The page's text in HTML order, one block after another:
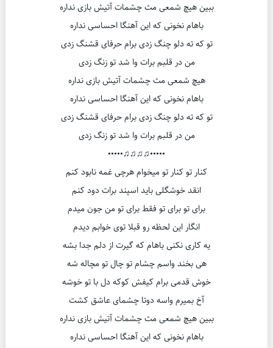
ببین هیچ شمعی مث چشمات آتیش بازی نداره
باهام نخونی که این آهنگا احساسی نداره
تو که ته دلو چنگ زدی برام حرفای قشنگ زدی
من در قلبم برات وا شد تو زنگ زدی
هیچ شمعی مث چشمات آتیش بازی نداره
باهام نخونی که این آهنگا احساسی نداره
تو که ته دلو چنگ زدی برام حرفای قشنگ زدی
من در قلبم برات وا شد تو زنگ زدی
•••••♫♫♫♫•••••
کنار تو کنار تو میخوام هرچی غمه نابود کنم
انقد خوشگلی باید اسپند برات دود کنم
برای تو برای تو فقط برای تو من جون میدم
انگار این لحظه رو قبلا توی خوابم دیدم
یه کاری نکنی باهام که گیرت از دلم جدا بشه
هی بخند واسم چشام تو چال تو مچاله شه
خوش قدمی برام کیفش کوکه دل با تو خوشه
آخ بمیرم واسه دوتا چشمای عاشق کشت
ببین هیچ شمعی مث چشمات آتیش بازی نداره
باهام نخونی که این آهنگا احساسی نداره